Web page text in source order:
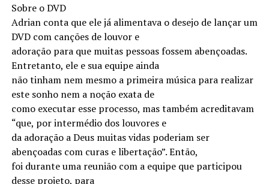
Sobre o DVD
Adrian conta que ele já alimentava o desejo de lançar um
DVD com canções de louvor e
adoração para que muitas pessoas fossem abençoadas.
Entretanto, ele e sua equipe ainda
não tinham nem mesmo a primeira música para realizar
este sonho nem a noção exata de
como executar esse processo, mas também acreditavam
“que, por intermédio dos louvores e
da adoração a Deus muitas vidas poderiam ser
abençoadas com curas e libertação”. Então,
foi durante uma reunião com a equipe que participou
desse projeto, para